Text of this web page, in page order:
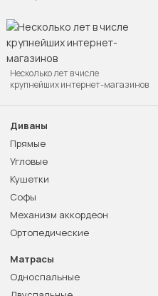
Несколько лет в числе
крупнейших интернет-магазинов
Диваны
Прямые
Угловые
Кушетки
Софы
Механизм аккордеон
Ортопедические
Матрасы
Односпальные